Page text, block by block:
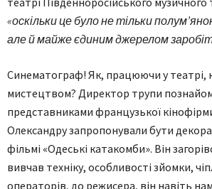
«оскільки це було не тільки
але й майже єдиним джерелом
Синематограф! Як, працюючи у театрі,
мистецтвом? Директор трупи
представниками французької
Олександру запропонували бути
фільмі «Одеські катакомби». Він
вивчав техніку, особливості зйомки,
операторів, до режисера, він навіть